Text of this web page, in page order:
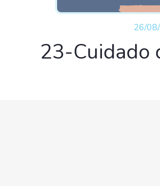
26/
23-Cuidado